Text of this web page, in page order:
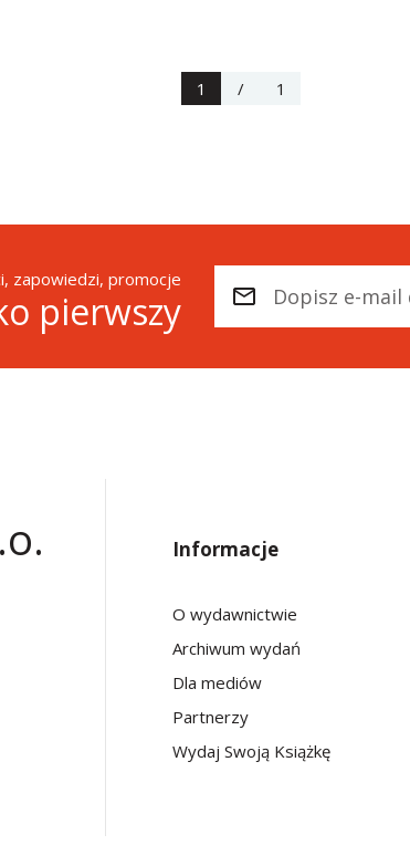
1 / 1
zapowiedzi, promocje
pierwszy
Informacje
O wydawnictwie
Archiwum wydań
Dla mediów
Partnerzy
Wydaj Swoją Książkę